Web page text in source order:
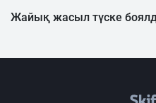
Жайық жасыл түске